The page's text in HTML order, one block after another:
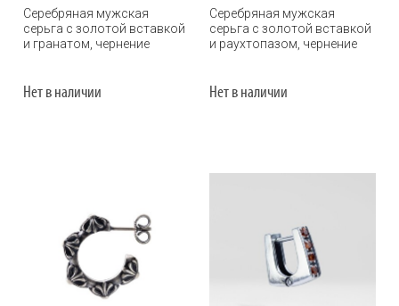
Серебряная мужская
серьга с золотой вставкой
и гранатом, чернение
Нет в наличии
Серебряная мужская
серьга с золотой вставкой
и раухтопазом, чернение
Нет в наличии